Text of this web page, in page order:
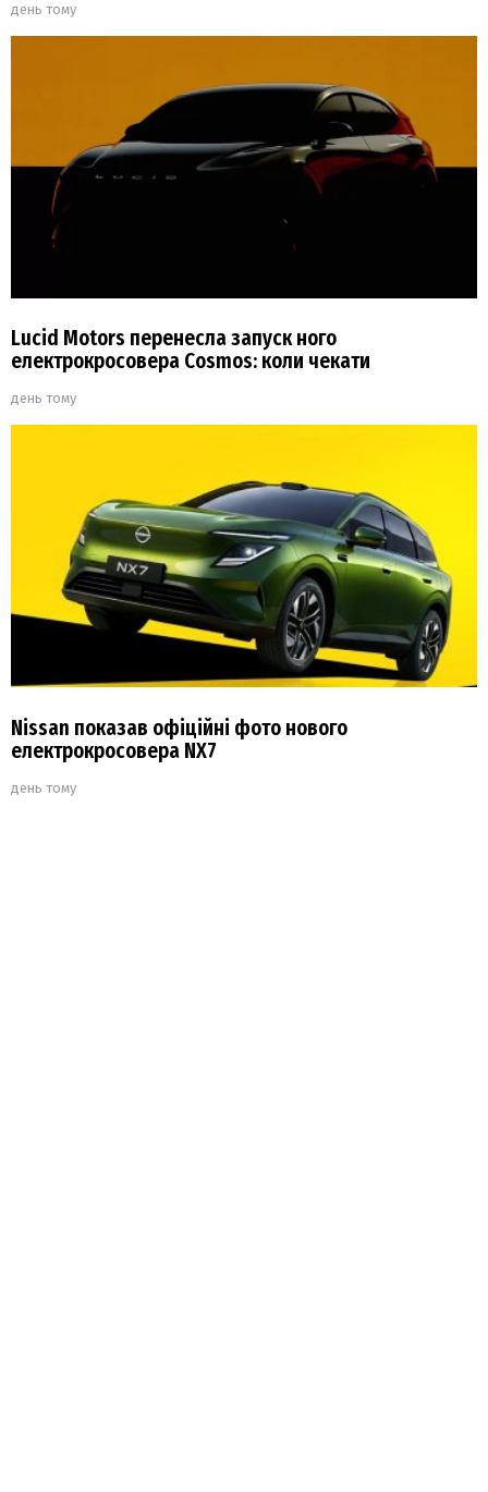
день тому
Lucid Motors перенесла запуск ного
електрокросовера Cosmos: коли чекати
день тому
Nissan показав офіційні фото нового
електрокросовера NX7
день тому